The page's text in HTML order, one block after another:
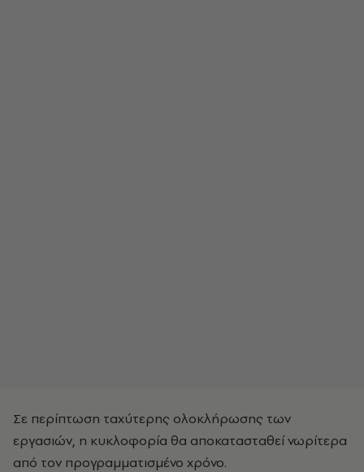
Σε περίπτωση ταχύτερης ολοκλήρωσης των
εργασιών, η κυκλοφορία θα αποκατασταθεί νωρίτερα
από τον προγραμματισμένο χρόνο.